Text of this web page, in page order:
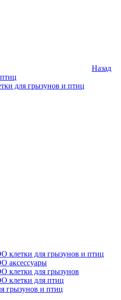
Назад
для грызунов и птиц
клетки для грызунов и птиц
аксессуары
клетки для грызунов
клетки для птиц
грызунов и птиц